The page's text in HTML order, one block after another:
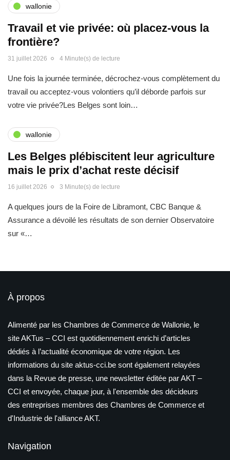
wallonie
Travail et vie privée: où placez-vous la
frontière?
31 juillet 2026 4 Minute(s) de lecture
Une fois la journée terminée, décrochez-vous complètement du
travail ou acceptez-vous volontiers qu’il déborde parfois sur
votre vie privée?Les Belges sont loin…
wallonie
Les Belges plébiscitent leur agriculture
mais le prix d’achat reste décisif
16 juillet 2026 3 Minute(s) de lecture
A quelques jours de la Foire de Libramont, CBC Banque &
Assurance a dévoilé les résultats de son dernier Observatoire
sur «…
À propos
Alimenté par les Chambres de Commerce de Wallonie, le
site AKTus – CCI est quotidiennement enrichi d’articles
dédiés à l’actualité économique de votre région. Les
informations du site aktus-cci.be sont également relayées
dans la Revue de presse, une newsletter éditée par AKT –
CCI et envoyée, chaque jour, à l'ensemble des décideurs
des entreprises membres des Chambres de Commerce et
d'Industrie de l'alliance AKT.
Navigation